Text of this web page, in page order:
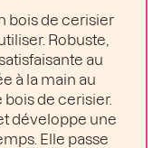
bois de cerisier
Robuste,
au
à la main au
bois de cerisier.
développe une
Elle passe